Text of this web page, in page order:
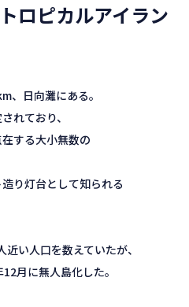
ロピカルアイラン
、日向灘にある。
れており、
する大小無数の
り灯台として知られる
い人口を数えていたが、
月に無人島化した。